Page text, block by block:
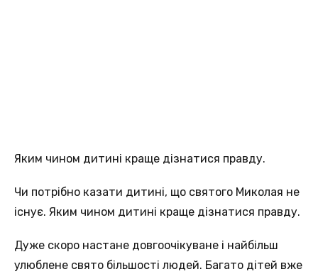
Яким чином дитині краще дізнатися правду.
Чи потрібно казати дитині, що святого Миколая не
існує. Яким чином дитині краще дізнатися правду.
Дуже скоро настане довгоочікуване і найбільш
улюблене свято більшості людей. Багато дітей вже